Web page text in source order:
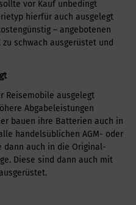
vor Kauf unbedingt
hierfür auch ausgelegt
– angebotenen
schwach ausgerüstet und
Reisemobile ausgelegt
Abgabeleistungen
bauen ihre Batterien auch in
handelsüblichen AGM- oder
dann auch in die Original-
Diese sind dann auch mit